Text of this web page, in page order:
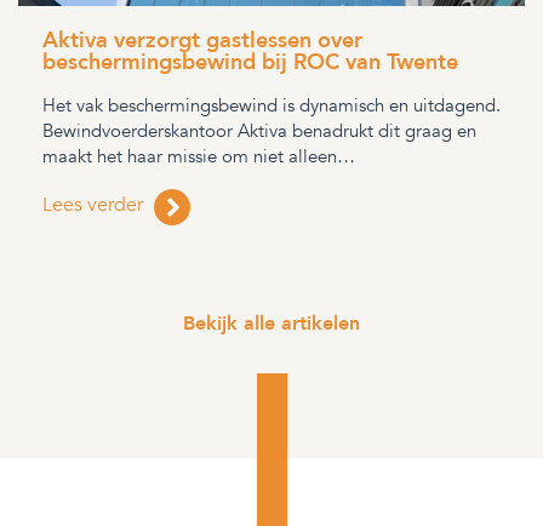
Aktiva verzorgt gastlessen over
beschermingsbewind bij ROC van Twente
Het vak beschermingsbewind is dynamisch en uitdagend.
Bewindvoerderskantoor Aktiva benadrukt dit graag en
maakt het haar missie om niet alleen…
Lees verder
Bekijk alle artikelen